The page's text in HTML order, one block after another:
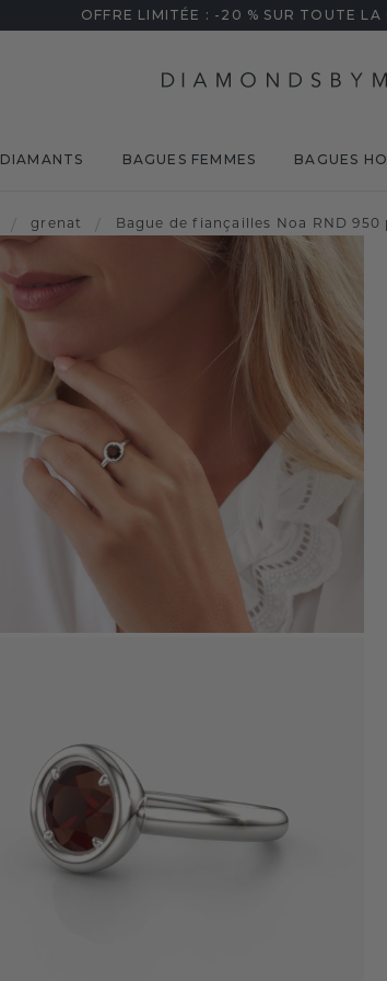
OFFRE LIMITÉE : -20 % SUR TOUTE LA
DIAMANTS BAGUES FEMMES BAGUES
/ grenat / Bague de fiançailles Noa RND